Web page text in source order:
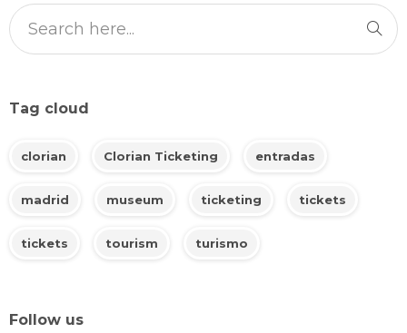
Tag cloud
clorian Clorian Ticketing entradas
madrid museum ticketing tickets
tickets tourism turismo
Follow us